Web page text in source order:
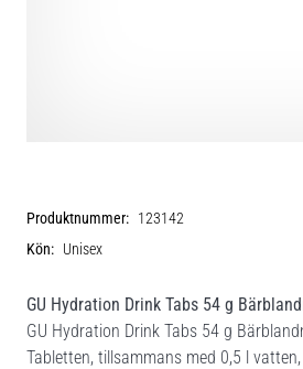
Produktnummer: 123142
Kön: Unisex
GU Hydration Drink Tabs 54 g
GU Hydration Drink Tabs 54 g
Tabletten, tillsammans med 0,5 l